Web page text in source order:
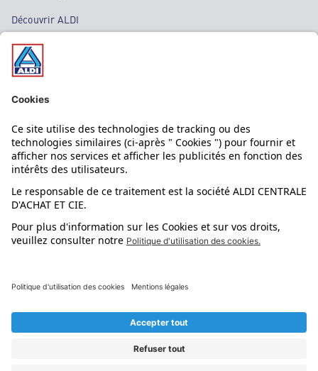
Découvrir ALDI
Nos bons plans
Nos rayons
Nos marques
Nos astuces
Évènements
L'application mobile